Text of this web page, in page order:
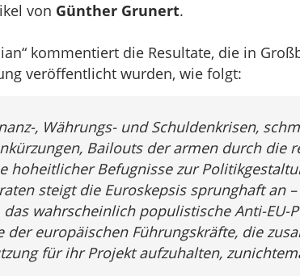
von Günther Grunert.
kommentiert die Resultate, die in
veröffentlicht wurden, wie folgt:
, Währungs- und Schuldenkrisen,
Bailouts der armen durch die
hoheitlicher Befugnisse zur
steigt die Euroskepsis sprunghaft an
das wahrscheinlich populistische Anti-EU-
der europäischen Führungskräfte, die
für ihr Projekt aufzuhalten,